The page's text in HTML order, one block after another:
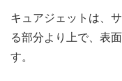
キュアジェットは、
る部分より上で、表
す。